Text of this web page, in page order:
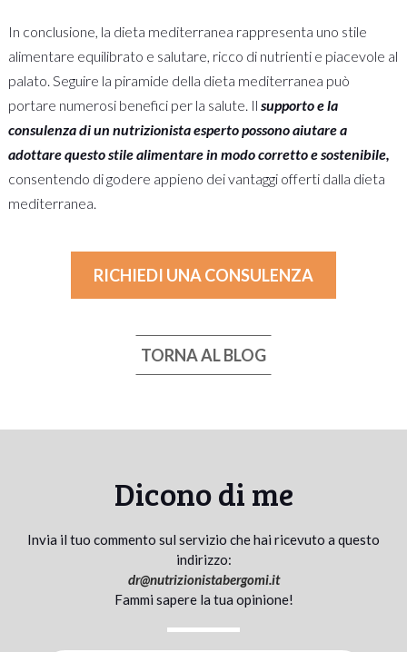
In conclusione, la dieta mediterranea rappresenta uno stile
alimentare equilibrato e salutare, ricco di nutrienti e piacevole al
palato. Seguire la piramide della dieta mediterranea può
portare numerosi benefici per la salute. Il supporto e la
consulenza di un nutrizionista esperto possono aiutare a
adottare questo stile alimentare in modo corretto e sostenibile,
consentendo di godere appieno dei vantaggi offerti dalla dieta
mediterranea.
RICHIEDI UNA CONSULENZA
TORNA AL BLOG
Dicono di me
Invia il tuo commento sul servizio che hai ricevuto a questo
indirizzo:
dr@nutrizionistabergomi.it
Fammi sapere la tua opinione!